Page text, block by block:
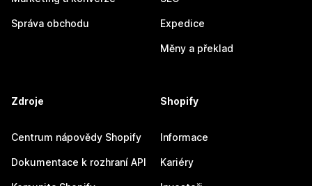
Správa obchodu Expedice
Měny a překlad
Zdroje
Centrum nápovědy Shopify
Dokumentace k rozhraní API
Shopify
Informace
Kariéry